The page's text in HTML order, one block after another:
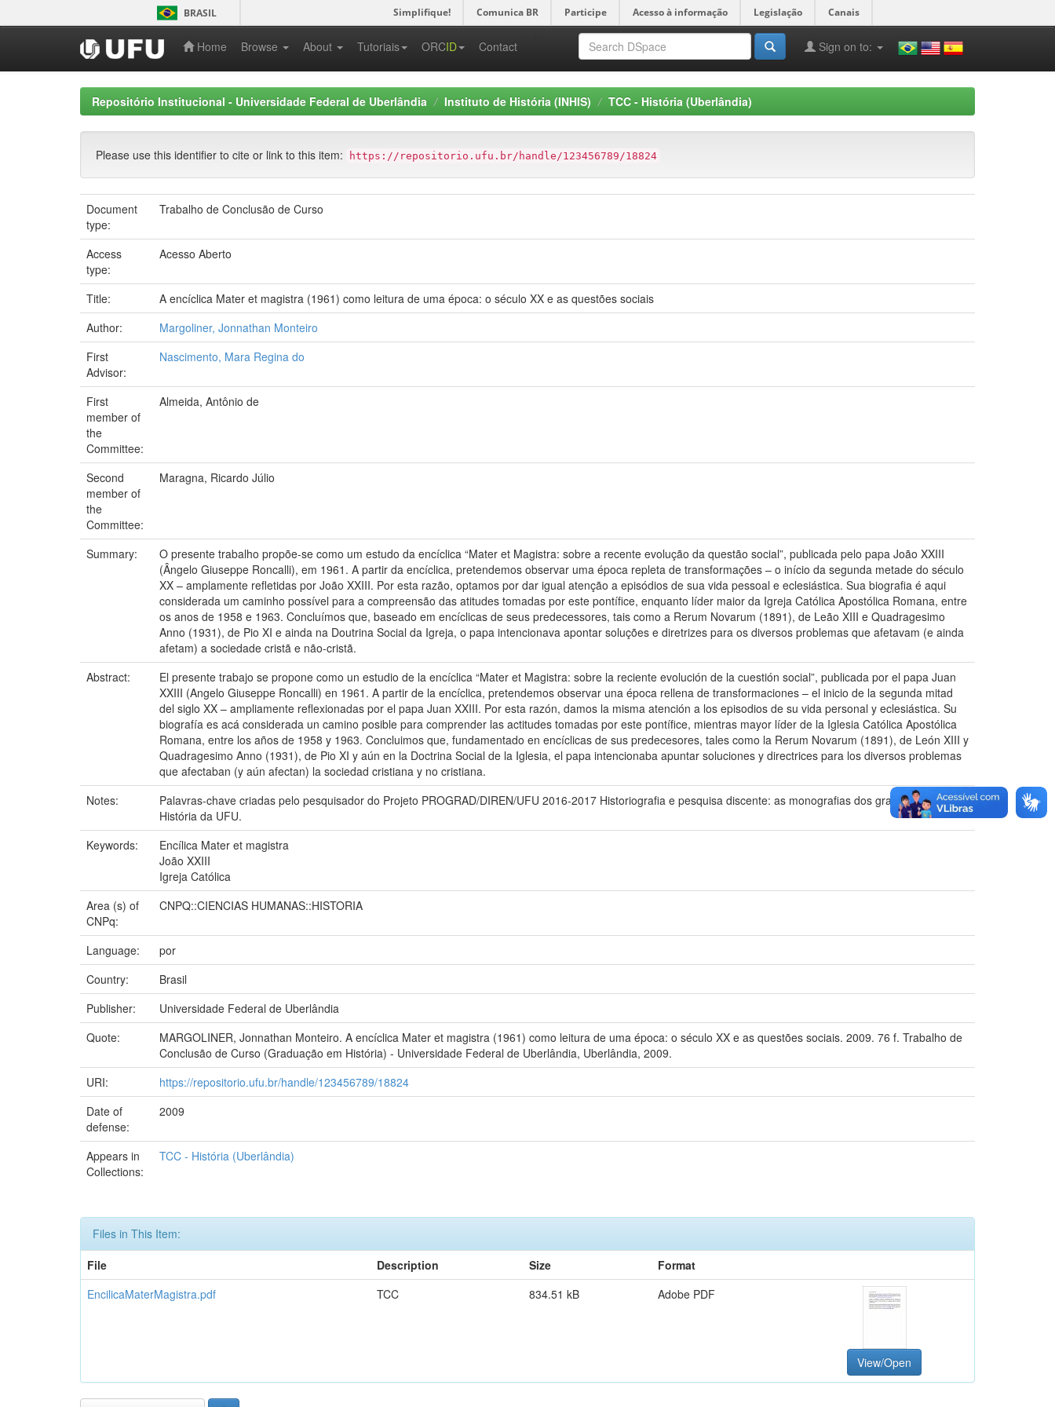
navigation
BRASIL Simplifique! Comunica BR Participe Acesso à informação Legislação Canais
Home Browse About Tutoriais ORCID Contact Sign on to:
Repositório Institucional - Universidade Federal de Uberlândia Instituto de História (INHIS) TCC - História (Uberlândia)
Please use this identifier to cite or link to this item: https://repositorio.ufu.br/handle/123456789/18824
Document
type:
Trabalho de Conclusão de Curso
Access
type:
Acesso Aberto
Title:
A encíclica Mater et magistra (1961) como leitura de uma época: o século XX e as questões sociais
Author:
Margoliner, Jonnathan Monteiro
First
Advisor:
Nascimento, Mara Regina do
First
member of
the
Committee:
Almeida, Antônio de
Second
member of
the
Committee:
Maragna, Ricardo Júlio
Summary:
O presente trabalho propõe-se como um estudo da encíclica “Mater et Magistra: sobre a recente evolução da questão social”, publicada pelo papa João XXIII
(Ângelo Giuseppe Roncalli), em 1961. A partir da encíclica, pretendemos observar uma época repleta de transformações – o início da segunda metade do século
XX – amplamente refletidas por João XXIII. Por esta razão, optamos por dar igual atenção a episódios de sua vida pessoal e eclesiástica. Sua biografia é aqui
considerada um caminho possível para a compreensão das atitudes tomadas por este pontífice, enquanto líder maior da Igreja Católica Apostólica Romana, entre
os anos de 1958 e 1963. Concluímos que, baseado em encíclicas de seus predecessores, tais como a Rerum Novarum (1891), de Leão XIII e Quadragesimo
Anno (1931), de Pio XI e ainda na Doutrina Social da Igreja, o papa intencionava apontar soluções e diretrizes para os diversos problemas que afetavam (e ainda
afetam) a sociedade cristã e não-cristã.
Abstract:
El presente trabajo se propone como un estudio de la encíclica “Mater et Magistra: sobre la reciente evolución de la cuestión social”, publicada por el papa Juan
XXIII (Angelo Giuseppe Roncalli) en 1961. A partir de la encíclica, pretendemos observar una época rellena de transformaciones – el inicio de la segunda mitad
del siglo XX – ampliamente reflexionadas por el papa Juan XXIII. Por esta razón, damos la misma atención a los episodios de su vida personal y eclesiástica. Su
biografía es acá considerada un camino posible para comprender las actitudes tomadas por este pontífice, mientras mayor líder de la Iglesia Católica Apostólica
Romana, entre los años de 1958 y 1963. Concluimos que, fundamentado en encíclicas de sus predecesores, tales como la Rerum Novarum (1891), de León XIII y
Quadragesimo Anno (1931), de Pio XI y aún en la Doctrina Social de la Iglesia, el papa intencionaba apuntar soluciones y directrices para los diversos problemas
que afectaban (y aún afectan) la sociedad cristiana y no cristiana.
Notes:
Palavras-chave criadas pelo pesquisador do Projeto PROGRAD/DIREN/UFU 2016-2017 Historiografia e pesquisa discente: as monografias dos graduandos em
História da UFU.
Keywords:
Encílica Mater et magistra
João XXIII
Igreja Católica
Area (s) of
CNPq:
CNPQ::CIENCIAS HUMANAS::HISTORIA
Language:
por
Country:
Brasil
Publisher:
Universidade Federal de Uberlândia
Quote:
MARGOLINER, Jonnathan Monteiro. A encíclica Mater et magistra (1961) como leitura de uma época: o século XX e as questões sociais. 2009. 76 f. Trabalho de
Conclusão de Curso (Graduação em História) - Universidade Federal de Uberlândia, Uberlândia, 2009.
URI:
https://repositorio.ufu.br/handle/123456789/18824
Date of
defense:
2009
Appears in
Collections:
TCC - História (Uberlândia)
Files in This Item:
File
Description Size
Format
EncilicaMaterMagistra.pdf
TCC 834.51 kB Adobe PDF
View/Open